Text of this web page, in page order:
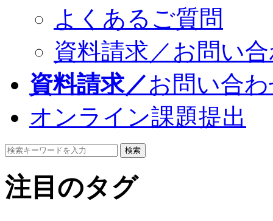
よくあるご質問
資料請求／お問い
資料請求／お問い合
オンライン課題提出
検索
注目のタグ